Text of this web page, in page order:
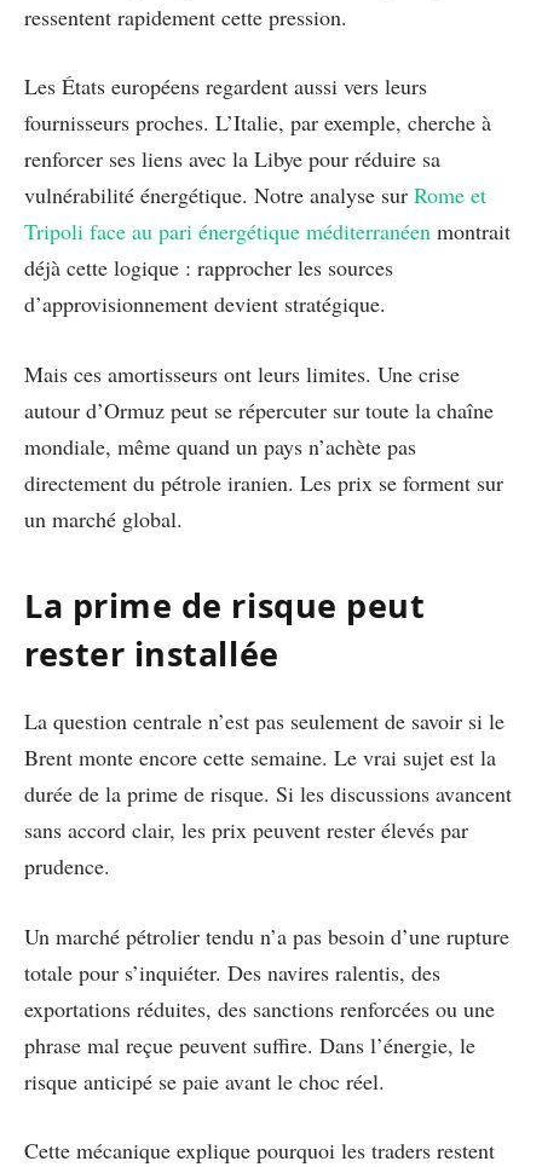
ressentent rapidement cette pression.
Les États européens regardent aussi vers leurs
fournisseurs proches. L’Italie, par exemple, cherche à
renforcer ses liens avec la Libye pour réduire sa
vulnérabilité énergétique. Notre analyse sur Rome et
Tripoli face au pari énergétique méditerranéen montrait
déjà cette logique : rapprocher les sources
d’approvisionnement devient stratégique.
Mais ces amortisseurs ont leurs limites. Une crise
autour d’Ormuz peut se répercuter sur toute la chaîne
mondiale, même quand un pays n’achète pas
directement du pétrole iranien. Les prix se forment sur
un marché global.
La prime de risque peut
rester installée
La question centrale n’est pas seulement de savoir si le
Brent monte encore cette semaine. Le vrai sujet est la
durée de la prime de risque. Si les discussions avancent
sans accord clair, les prix peuvent rester élevés par
prudence.
Un marché pétrolier tendu n’a pas besoin d’une rupture
totale pour s’inquiéter. Des navires ralentis, des
exportations réduites, des sanctions renforcées ou une
phrase mal reçue peuvent suffire. Dans l’énergie, le
risque anticipé se paie avant le choc réel.
Cette mécanique explique pourquoi les traders restent